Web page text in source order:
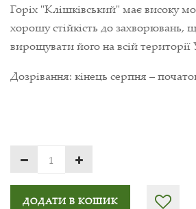
Горіх "Клішківський" має високу
хорошу стійкість до захворювань,
вирощувати його на всій території
Дозрівання: кінець серпня –
ДОДАТИ В КОШИК